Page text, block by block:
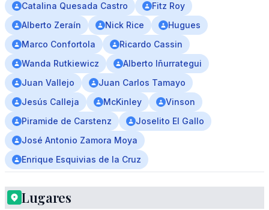
Catalina Quesada Castro
Fitz Roy
Alberto Zeraín
Nick Rice
Hugues
Marco Confortola
Ricardo Cassin
Wanda Rutkiewicz
Alberto Iñurrategui
Juan Vallejo
Juan Carlos Tamayo
Jesús Calleja
McKinley
Vinson
Piramide de Carstenz
Joselito El Gallo
José Antonio Zamora Moya
Enrique Esquivias de la Cruz
Lugares